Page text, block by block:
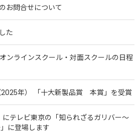
お問合せについて
た
ンラインスクール・対面スクールの日程
年） 「十大新製品賞 本賞」を受賞
にテレビ東京の「知られざるガリバー～
に登場します